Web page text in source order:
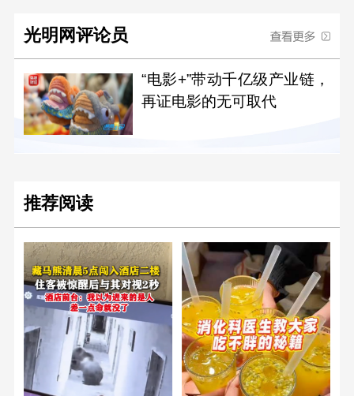
光明网评论员
“电影+”带动千亿级产业链，
再证电影的无可取代
推荐阅读